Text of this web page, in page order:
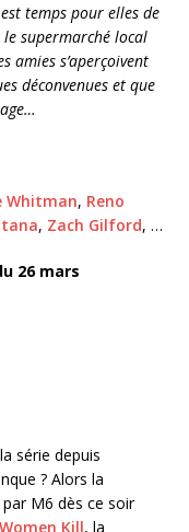
temps pour elles de
supermarché local
amies s’aperçoivent
déconvenues et que
Whitman, Reno
, Zach Gilford, …
26 mars
série depuis
? Alors la
M6 dès ce soir
Kill, la